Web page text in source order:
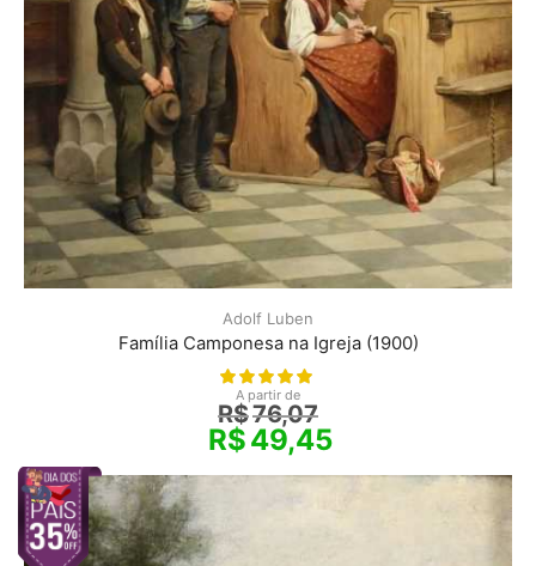
Adolf Luben
Família Camponesa na Igreja (1900)
A partir de
R$76,07
R$49,45